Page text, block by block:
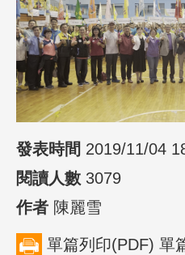
發表時間 2019/11/04
閱讀人數 3079
作者 陳麗雪
單篇列印(PDF) 單